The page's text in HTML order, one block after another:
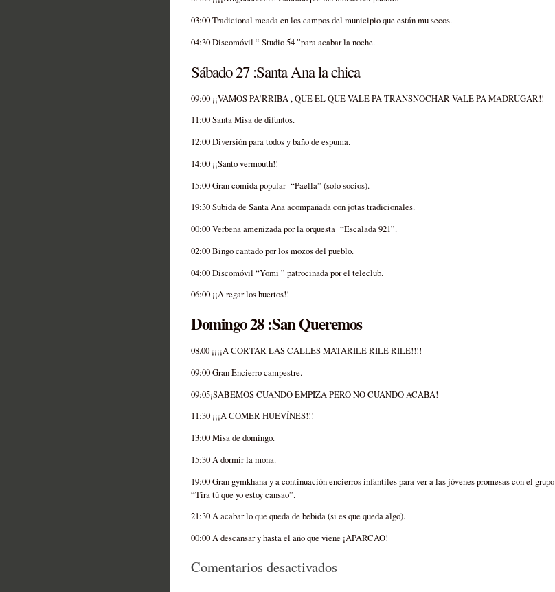
03:00 Tradicional meada en los campos del municipio que están mu secos.
04:30 Discomóvil “ Studio 54 ”para acabar la noche.
Sábado 27 :Santa Ana la chica
09:00 ¡¡VAMOS PA’RRIBA , QUE EL QUE VALE PA TRANSNOCHAR VALE PA MADRUGAR!!
11:00 Santa Misa de difuntos.
12:00 Diversión para todos y baño de espuma.
14:00 ¡¡Santo vermouth!!
15:00 Gran comida popular “Paella” (solo socios).
19:30 Subida de Santa Ana acompañada con jotas tradicionales.
00:00 Verbena amenizada por la orquesta “Escalada 921”.
02:00 Bingo cantado por los mozos del pueblo.
04:00 Discomóvil “Yomi ” patrocinada por el teleclub.
06:00 ¡¡A regar los huertos!!
Domingo 28 :San Queremos
08.00 ¡¡¡¡A CORTAR LAS CALLES MATARILE RILE RILE!!!!
09:00 Gran Encierro campestre.
09:05¡SABEMOS CUANDO EMPIZA PERO NO CUANDO ACABA!
11:30 ¡¡¡A COMER HUEVÍNES!!!
13:00 Misa de domingo.
15:30 A dormir la mona.
19:00 Gran gymkhana y a continuación encierros infantiles para ver a las jóvenes promesas con el grupo
“Tira tú que yo estoy cansao”.
21:30 A acabar lo que queda de bebida (si es que queda algo).
00:00 A descansar y hasta el año que viene ¡APARCAO!
Comentarios desactivadosen